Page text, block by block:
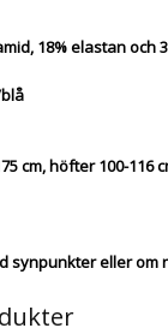
18% elastan och
cm, höfter 100-116
synpunkter eller om